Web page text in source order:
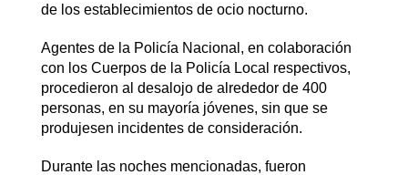
de los establecimientos de ocio nocturno.
Agentes de la Policía Nacional, en colaboración
con los Cuerpos de la Policía Local respectivos,
procedieron al desalojo de alrededor de 400
personas, en su mayoría jóvenes, sin que se
produjesen incidentes de consideración.
Durante las noches mencionadas, fueron